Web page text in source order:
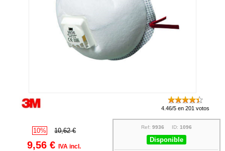
4.46/5 en 201 votos
10% 10,62 €
9,56 €IVA incl.
Ref: 9936 ID: 1096
Disponible